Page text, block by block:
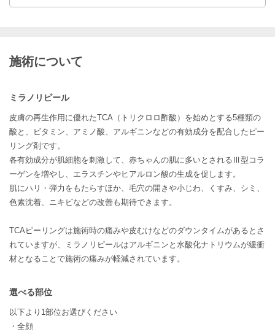
施術について
ミラノリピール
皮膚の再生作用に優れたTCA（トリクロロ酢酸）を始めとする5種類の
酸と、ビタミン、アミノ酸、アルギニンなどの有効成分を配合したピー
リング剤です。
各有効成分が肌細胞を刺激して、赤ちゃんの肌に多いとされるⅢ型コラ
ーゲンを増やし、エラスチンやヒアルロン酸の生成を促します。
肌にハリ・弾力をもたらすほか、毛穴の開きや小じわ、くすみ、シミ、
色素沈着、ニキビなどの改善も期待できます。
TCAピーリングは施術時の痛みや皮むけなどのダウンタイムがあるとさ
れていますが、ミラノリピールはアルギニンと水酸化ナトリウムが緩衝
材となることで施術の痛みが軽減されています。
選べる部位
以下より1部位お選びください
・全顔